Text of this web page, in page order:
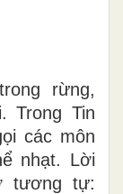
rừng,
Trong Tin
các môn
nhạt. Lời
tương tự: